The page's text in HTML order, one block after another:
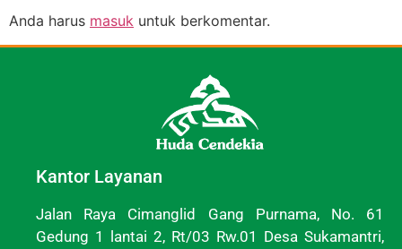
Anda harus masuk untuk berkomentar.
Kantor Layanan
Jalan Raya Cimanglid Gang Purnama, No. 61
Gedung 1 lantai 2, Rt/03 Rw.01 Desa Sukamantri,